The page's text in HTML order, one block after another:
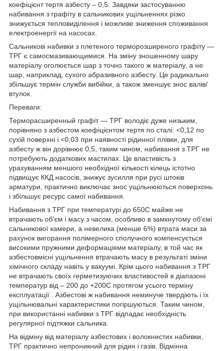
коефіцієнт тертя азбесту – 0,5. Завдяки застосуванню
набивання з графіту в сальникових ущільненнях різко
знижується тепловиділення і можливе зниження споживання
електроенергії на насосах.
Сальникові набивки з плетеного терморозширеного графіту —
ТРГ є самосмазивающимися. На зміну зношенному шару
матеріалу оголюється шар з точно такого ж матеріалу, а не
шар, наприклад, сухого абразивного азбесту. Це радикально
збільшує термін служби вибійки, а також зменшує знос валів/
втулок.
Переваги:
Терморасширенный графіт — ТРГ володіє дуже низьким,
порівняно з азбестом коефіцієнтом тертя по сталі: <0,12 по
сухій поверхні і <0,03 при наявності рідинної плівки, для
азбесту ж він дорівнює 0,5, таким чином, набивання з ТРГ не
потребують додаткових мастилах. Це властивість з
урахуванням меншого необхідної кількості кілець істотно
підвищує ККД насосів, знижує зусилля при русі штоків
арматури, практично виключає знос ущільнюються поверхонь
і збільшує ресурс самої набивання.
Набивання з ТРГ при температурі до 650С майже не
втрачають об'єм і масу з часом, особливо в замкнутому об'ємі
сальникової камери, а невелика (менше 6%) втрата маси за
рахунок вигорання полімерного сполучного компенсується
високими пружними деформаціями матеріалу, в той час як
азбестовмісні ущільнення втрачають масу в результаті зміни
хімічного складу навіть у вакуумі. Крім цього набивання з ТРГ
не втрачають своїх герметизуючих властивостей в діапазоні
температур від – 200 до +200С протягом усього терміну
експлуатації . Азбестові ж набивання неминуче твердіють і їх
ущільнювальні характеристики погіршуються. Таким чином,
при використанні набивки з ТРГ відпадає необхідність
регулярної підтяжки сальника.
На відміну від матеріалу азбестових і волокнистих набивки,
ТРГ практично непроникний для рідин і газів. Відмінна